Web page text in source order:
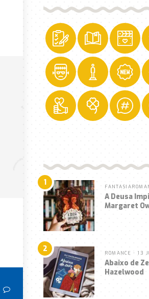
1 FANTASIA
A Deusa
Margaret
2 ROMANCE • 13
Abaixo de
Hazelwood